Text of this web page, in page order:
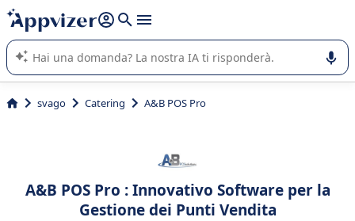
righe con
shift + enter
L'IA di Appvizer vi guida nell'utilizzo o nella scelta di un
software SaaS per la vostra azienda.
svago Catering A&B POS Pro
A&B POS Pro : Innovativo Software per la
Gestione dei Punti Vendita